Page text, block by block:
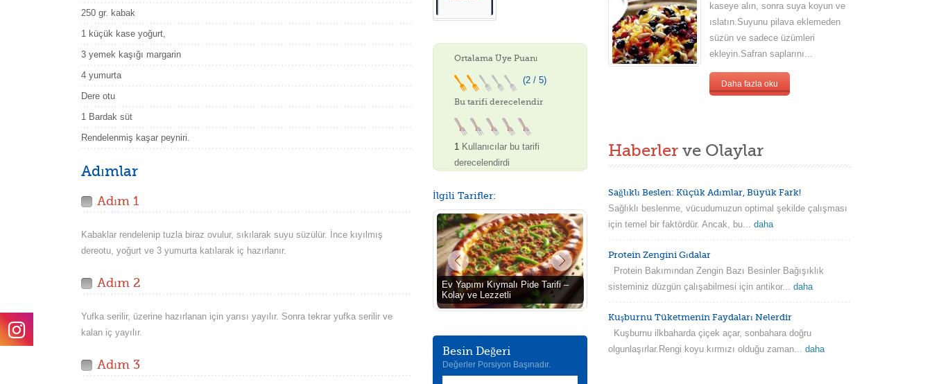
Ortalama Üye Puanı
(2 / 5)
Bu tarifi derecelendir
1 Kullanıcılar bu tarifi
derecelendirdi
İlgili Tarifler:
Ev Yapımı Kıymalı Pide Tarifi –
Kolay ve Lezzetli
Besin Değeri
Değerler Porsiyon Başınadır.
250 gr. kabak
1 küçük kase yoğurt,
3 yemek kaşığı margarin
4 yumurta
Dere otu
1 Bardak süt
Rendelenmiş kaşar peyniri.
Adımlar
Adım 1
Kabaklar rendelenip tuzla biraz ovulur, sıkılarak suyu süzülür. İnce kıyılmış
dereotu, yoğurt ve 3 yumurta katılarak iç hazırlanır.
Adım 2
Yufka serilir, üzerine hazırlanan için yarısı yayılır. Sonra tekrar yufka serilir ve
kalan iç yayılır.
Adım 3
kaseye alın, sonra suya koyun ve
ıslatın.Suyunu pilava eklemeden
süzün ve sadece üzümleri
ekleyin.Safran saplarını...
Daha fazla oku
Haberler ve Olaylar
Sağlıklı Beslen: Küçük Adımlar, Büyük Fark!
Sağlıklı beslenme, vücudumuzun optimal şekilde çalışması
için temel bir faktördür. Ancak, bu... daha
Protein Zengini Gıdalar
Protein Bakımından Zengin Bazı Besinler Bağışıklık
sisteminiz düzgün çalışabilmesi için antikor... daha
Kuşburnu Tüketmenin Faydaları Nelerdir
Kuşburnu ilkbaharda çiçek açar, sonbahara doğru
olgunlaşırlar.Rengi koyu kırmızı olduğu zaman... daha